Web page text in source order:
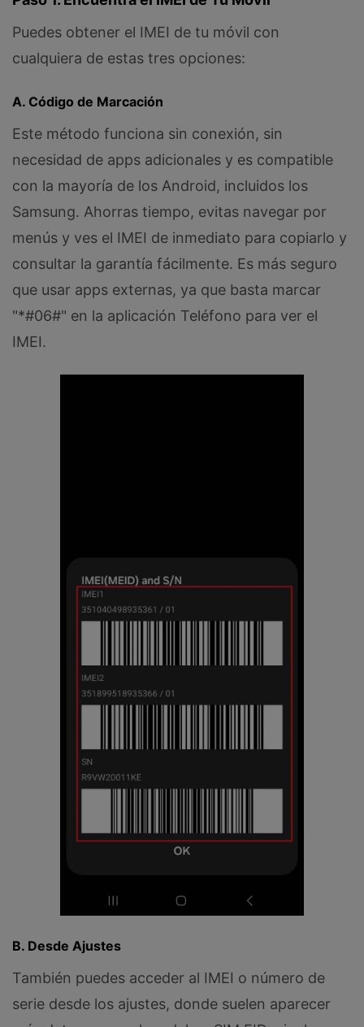
Puedes obtener el IMEI de tu móvil con
cualquiera de estas tres opciones:
A. Código de Marcación
Este método funciona sin conexión, sin
necesidad de apps adicionales y es compatible
con la mayoría de los Android, incluidos los
Samsung. Ahorras tiempo, evitas navegar por
menús y ves el IMEI de inmediato para copiarlo y
consultar la garantía fácilmente. Es más seguro
que usar apps externas, ya que basta marcar
"*#06#" en la aplicación Teléfono para ver el
IMEI.
B. Desde Ajustes
También puedes acceder al IMEI o número de
serie desde los ajustes, donde suelen aparecer